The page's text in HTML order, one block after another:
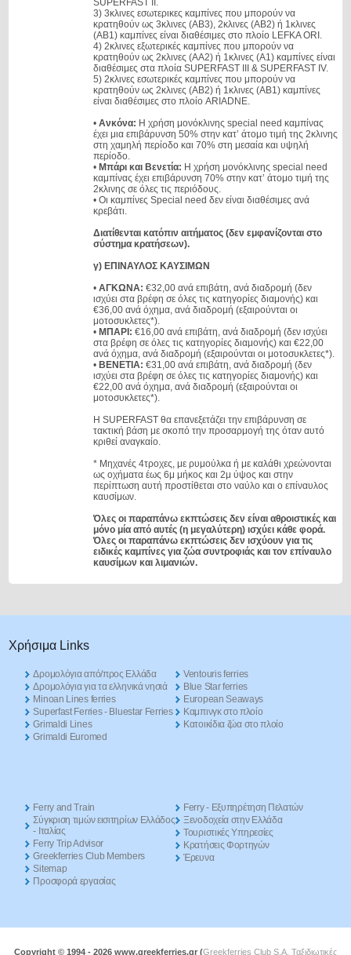
SUPERFAST II.
3) 3κλινες εσωτερικες καμπίνες που μπορούν να
κρατηθούν ως 3κλινες (ΑΒ3), 2κλινες (ΑΒ2) ή 1κλινες
(ΑΒ1) καμπίνες είναι διαθέσιμες στο πλοίο LEFKA ORI.
4) 2κλινες εξωτερικές καμπίνες που μπορούν να
κρατηθούν ως 2κλινες (ΑΑ2) ή 1κλινες (Α1) καμπίνες είναι
διαθέσιμες στα πλοία SUPERFAST III & SUPERFAST IV.
5) 2κλινες εσωτερικές καμπίνες που μπορούν να
κρατηθούν ως 2κλινες (ΑB2) ή 1κλινες (ΑB1) καμπίνες
είναι διαθέσιμες στο πλοίο ARIADNE.
•Ανκόνα: Η χρήση μονόκλινης special need καμπίνας
έχει μια επιβάρυνση 50% στην κατ’ άτομο τιμή της 2κλινης
στη χαμηλή περίοδο και 70% στη μεσαία και υψηλή
περίοδο.
• Μπάρι και Βενετία: Η χρήση μονόκλινης special need
καμπίνας έχει επιβάρυνση 70% στην κατ’ άτομο τιμή της
2κλινης σε όλες τις περιόδους.
• Οι καμπίνες Special need δεν είναι διαθέσιμες ανά
κρεβάτι.
Διατίθενται κατόπιν αιτήματος (δεν εμφανίζονται στο
σύστημα κρατήσεων).
γ) ΕΠΙΝΑΥΛΟΣ ΚΑΥΣΙΜΩΝ
•ΑΓΚΩΝΑ: €32,00 ανά επιβάτη, ανά διαδρομή (δεν
ισχύει στα βρέφη σε όλες τις κατηγορίες διαμονής) και
€36,00 ανά όχημα, ανά διαδρομή (εξαιρούνται οι
μοτοσυκλετες*).
• ΜΠΑΡΙ: €16,00 ανά επιβάτη, ανά διαδρομή (δεν ισχύει
στα βρέφη σε όλες τις κατηγορίες διαμονής) και €22,00
ανά όχημα, ανά διαδρομή (εξαιρούνται οι μοτοσυκλετες*).
• ΒΕΝΕΤΙΑ: €31,00 ανά επιβάτη, ανά διαδρομή (δεν
ισχύει στα βρέφη σε όλες τις κατηγορίες διαμονής) και
€22,00 ανά όχημα, ανά διαδρομή (εξαιρούνται οι
μοτοσυκλετες*).
Η SUPERFAST θα επανεξετάζει την επιβάρυνση σε
τακτική βάση με σκοπό την προσαρμογή της όταν αυτό
κριθεί αναγκαίο.
* Μηχανές 4τροχες, με ρυμούλκα ή με καλάθι χρεώνονται
ως οχήματα έως 6μ μήκος και 2μ ύψος και στην
περίπτωση αυτή προστίθεται στο ναύλο και ο επίναυλος
καυσίμων.
Όλες οι παραπάνω εκπτώσεις δεν είναι αθροιστικές και
μόνο μία από αυτές (η μεγαλύτερη) ισχύει κάθε φορά.
Όλες οι παραπάνω εκπτώσεις δεν ισχύουν για τις
ειδικές καμπίνες για ζώα συντροφιάς και τον επίναυλο
καυσίμων και λιμανιών.
Χρήσιμα Links
Δρομολόγια από/προς Ελλάδα
Δρομολόγια για τα ελληνικά νησιά
Minoan Lines ferries
Superfast Ferries - Bluestar Ferries
Grimaldi Lines
Grimaldi Euromed
Ventouris ferries
Blue Star ferries
European Seaways
Καμπινγκ στο πλοίο
Kατοικίδια ζώα στο πλοίο
Ferry and Train
Σύγκριση τιμών εισιτηρίων Ελλάδος
- Ιταλίας
Ferry Trip Advisor
Greekferries Club Members
Sitemap
Προσφορά εργασίας
Ferry - Εξυπηρέτηση Πελατών
Ξενοδοχεία στην Ελλάδα
Τουριστικές Υπηρεσίες
Κρατήσεις Φορτηγών
Έρευνα
Copyright © 1994 - 2026 www.greekferries.gr (Greekferries Club S.A, Ταξιδιωτικές